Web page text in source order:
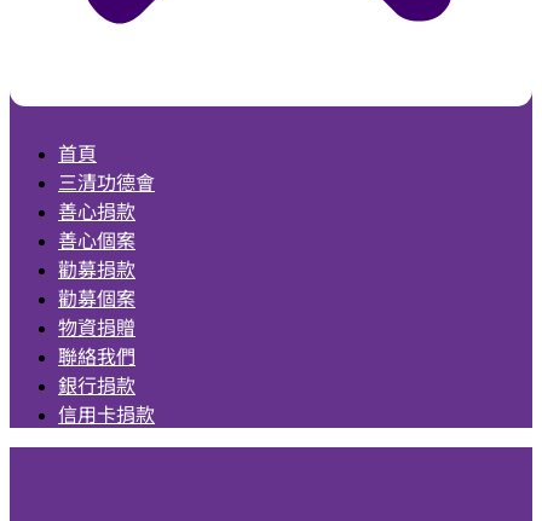
首頁
三清功德會
善心捐款
善心個案
勸募捐款
勸募個案
物資捐贈
聯絡我們
銀行捐款
信用卡捐款